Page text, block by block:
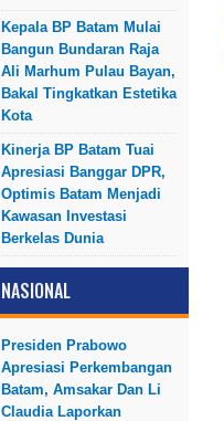
Kepala BP Batam Mulai
Bangun Bundaran Raja
Ali Marhum Pulau Bayan,
Bakal Tingkatkan Estetika
Kota
Kinerja BP Batam Tuai
Apresiasi Banggar DPR,
Optimis Batam Menjadi
Kawasan Investasi
Berkelas Dunia
NASIONAL
Presiden Prabowo
Apresiasi Perkembangan
Batam, Amsakar Dan Li
Claudia Laporkan